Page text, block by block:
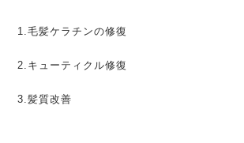
1.毛髪ケラチンの修復
2.キューティクル修復
3.髪質改善